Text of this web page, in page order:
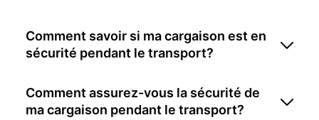
Comment savoir si ma cargaison est en
sécurité pendant le transport?
Comment assurez-vous la sécurité de
ma cargaison pendant le transport?